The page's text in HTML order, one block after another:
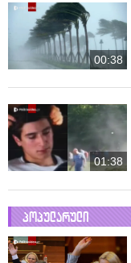
00:38
01:38
პოპულარული